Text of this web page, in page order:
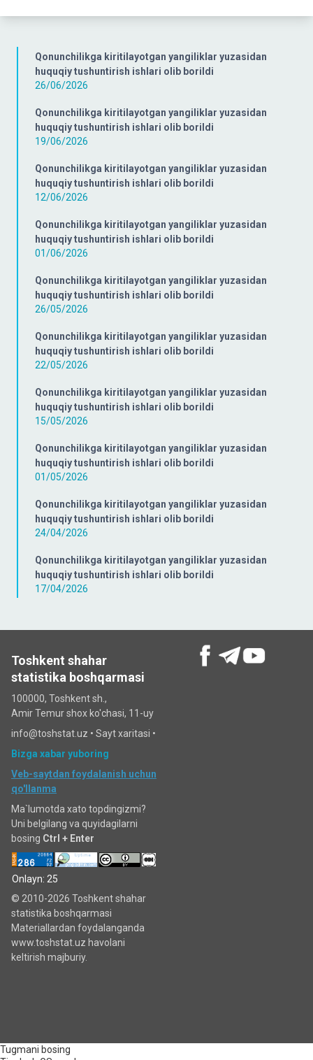
Qonunchilikga kiritilayotgan yangiliklar yuzasidan
huquqiy tushuntirish ishlari olib borildi
26/06/2026
Qonunchilikga kiritilayotgan yangiliklar yuzasidan
huquqiy tushuntirish ishlari olib borildi
19/06/2026
Qonunchilikga kiritilayotgan yangiliklar yuzasidan
huquqiy tushuntirish ishlari olib borildi
12/06/2026
Qonunchilikga kiritilayotgan yangiliklar yuzasidan
huquqiy tushuntirish ishlari olib borildi
01/06/2026
Qonunchilikga kiritilayotgan yangiliklar yuzasidan
huquqiy tushuntirish ishlari olib borildi
26/05/2026
Qonunchilikga kiritilayotgan yangiliklar yuzasidan
huquqiy tushuntirish ishlari olib borildi
22/05/2026
Qonunchilikga kiritilayotgan yangiliklar yuzasidan
huquqiy tushuntirish ishlari olib borildi
15/05/2026
Qonunchilikga kiritilayotgan yangiliklar yuzasidan
huquqiy tushuntirish ishlari olib borildi
01/05/2026
Qonunchilikga kiritilayotgan yangiliklar yuzasidan
huquqiy tushuntirish ishlari olib borildi
24/04/2026
Qonunchilikga kiritilayotgan yangiliklar yuzasidan
huquqiy tushuntirish ishlari olib borildi
17/04/2026
Toshkent shahar
statistika boshqarmasi
100000, Toshkent sh.,
Amir Temur shox ko'chasi, 11-uy
info@toshstat.uz • Sayt xaritasi •
Bizga xabar yuboring
Veb-saytdan foydalanish uchun
qo'llanma
Ma`lumotda xato topdingizmi?
Uni belgilang va quyidagilarni
bosing Ctrl + Enter
Onlayn: 25
© 2010-2026 Toshkent shahar
statistika boshqarmasi
Materiallardan foydalanganda
www.toshstat.uz havolani
keltirish majburiy.
Tugmani bosing